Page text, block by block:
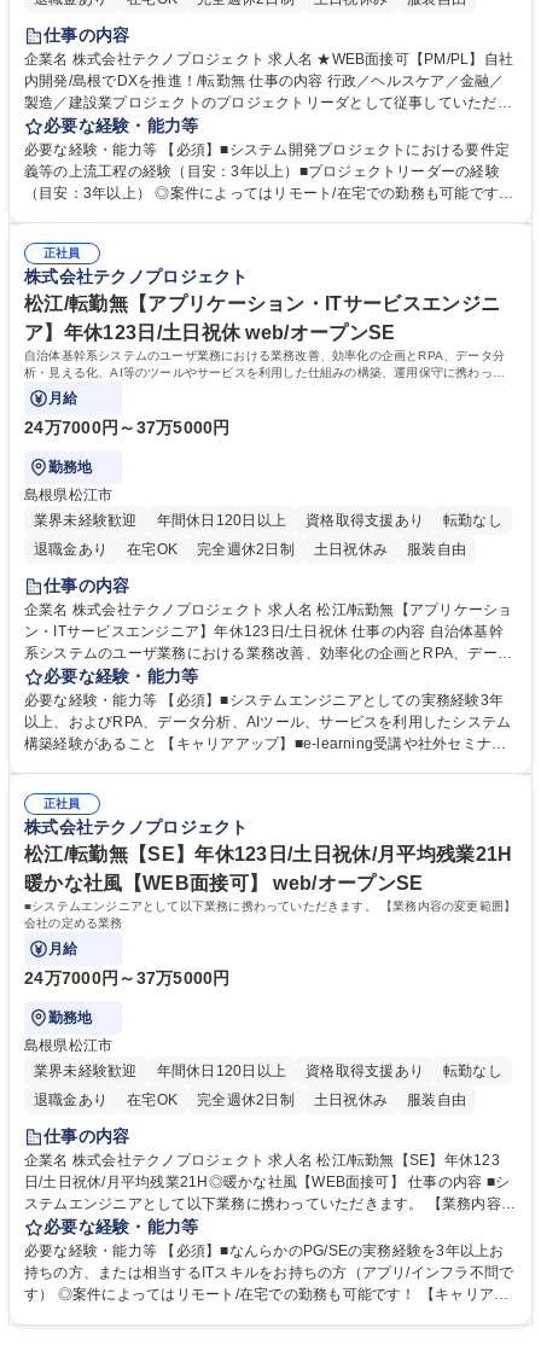
仕事の内容
企業名 株式会社テクノプロジェクト 求人名 ★WEB面接可【PM/PL】自社
内開発/島根でDXを推進！/転勤無 仕事の内容 行政／ヘルスケア／金融／
製造／建設業プロジェクトのプロジェクトリーダとして従事していただき
ます。 【業務内容の変更範囲】会社の定める業務をお任せいたします。
【入社後】経験やスキルに応じて、必要な教育研修を受けていただいた
り、トレーナーや組織全体でキャッチアップできるよう支援する体制が整
っています。研修希望があれば、富士通の用意する研修や社外のものも受
ないようローテーションを回して対応しています。 募集職種 ★WEB面接
可【PM/PL】自社内開発/島根でDXを推進！/転勤無
必要な経験・能力等
必要な経験・能力等 【必須】■システム開発プロジェクトにおける要件定
義等の上流工程の経験（目安：3年以上）■プロジェクトリーダーの経験
（目安：3年以上） ◎案件によってはリモート/在宅での勤務も可能です！
ン制度：メンバーの視野を広げ、新たな自分に気付けるよう、部署間をロ
ーテーションできるプログラムを用意しています。 ■キャリア支援：役職
にかかわらず、ひとりひとりのキャリア計画を研修や個別相談で支援しま
す。 学歴・資格 学歴：大学院 大学 高専 短大 専修学校 高校 語学力： 資
格：
正社員
株式会社テクノプロジェクト
松江/転勤無【アプリケーション・ITサービスエンジニ
ア】年休123日/土日祝休 web/オープンSE
自治体基幹系システムのユーザ業務における業務改善、効率化の企画とRPA、データ分
析・見える化、AI等のツールやサービスを利用した仕組みの構築、運用保守に携わって
いただきます。
月給
24万7000円～37万5000円
勤務地
島根県松江市
業界未経験歓迎
年間休日120日以上 資格取得支援あり
転勤なし
退職金あり
在宅OK 完全週休2日制 土日祝休み 服装自由
仕事の内容
企業名 株式会社テクノプロジェクト 求人名 松江/転勤無【アプリケーショ
ン・ITサービスエンジニア】年休123日/土日祝休 仕事の内容 自治体基幹
系システムのユーザ業務における業務改善、効率化の企画とRPA、データ
分析・見える化、AI等のツールやサービスを利用した仕組みの構築、運用
保守に携わっていただきます。 基幹系業務（住民記録、税、社会保障、財
務会計、人事給与、庶務事務等）のシステム運用において、ユーザーの事
業計画や業務改善の観点で課題提起と対応策を企画していただきます。ま
と共にチームで対応しますの で、周りに相談しながら作業を進めていただ
きます。 募集職種 松江/転勤無【アプリケーション・ITサービスエンジニ
ア】年休123日/土日祝休
必要な経験・能力等
必要な経験・能力等 【必須】■システムエンジニアとしての実務経験3年
以上、およびRPA、データ分析、AIツール、サービスを利用したシステム
構築経験があること 【キャリアアップ】■e-learning受講や社外セミナー
るよう、部署間をローテーションできるプログラムを用意しています。 ■
キャリア支援：役職にかかわらず、ひとりひとりのキャリア計画を研修や
個別相談で支援します。 学歴・資格 学歴：大学院 大学 高専 短大 専修学
校 高校 語学力： 資格：
正社員
株式会社テクノプロジェクト
松江/転勤無【SE】年休123日/土日祝休/月平均残業21H
暖かな社風【WEB面接可】 web/オープンSE
■システムエンジニアとして以下業務に携わっていただきます。 【業務内容の変更範囲】
会社の定める業務
月給
24万7000円～37万5000円
勤務地
島根県松江市
業界未経験歓迎
年間休日120日以上 資格取得支援あり
転勤なし
退職金あり
在宅OK 完全週休2日制 土日祝休み 服装自由
仕事の内容
企業名 株式会社テクノプロジェクト 求人名 松江/転勤無【SE】年休123
日/土日祝休/月平均残業21H◎暖かな社風【WEB面接可】 仕事の内容 ■シ
ステムエンジニアとして以下業務に携わっていただきます。 【業務内容の
変更範囲】会社の定める業務 【具体的には】ソリューションビジネス(自
治体、医療、教育等)/パッケージビジネス(マーケットリサーチ、販売支援
など)/クラウドサービスの提供(SaaS、ホスティングなど) 【入社後】経験
やスキルに応じて、必要な教育研修を受けていただいたり、トレーナーや
必要な経験・能力等
必要な経験・能力等 【必須】■なんらかのPG/SEの実務経験を3年以上お
持ちの方、または相当するITスキルをお持ちの方（アプリ/インフラ不問で
す） ◎案件によってはリモート/在宅での勤務も可能です！ 【キャリアア